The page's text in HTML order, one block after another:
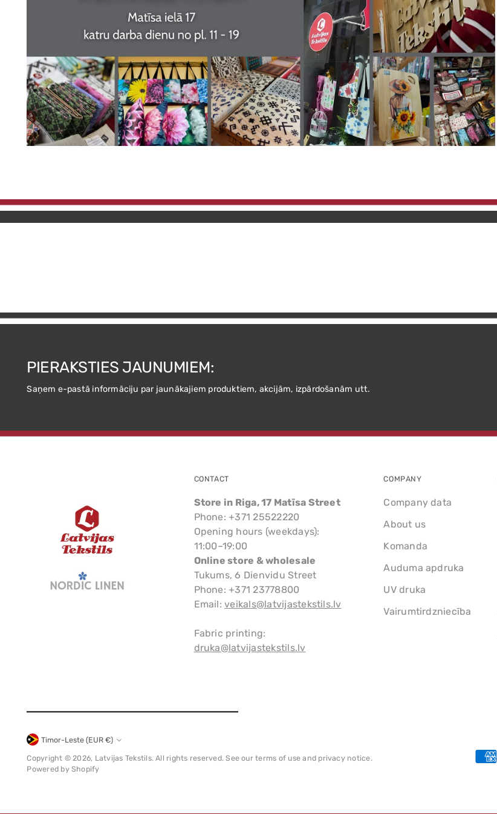
PIERAKSTIES JAUNUMIEM:
Saņem e-pastā informāciju par jaunākajiem produktiem, akcijām, izpārdošanām utt.
CONTACT
Store in Riga, 17 Matīsa Street
Phone: +371 25522220
Opening hours (weekdays):
11:00–19:00
Online store & wholesale
Tukums, 6 Dienvidu Street
Phone: +371 23778800
Email:veikals@latvijastekstils.lv
Fabric printing:
druka@latvijastekstils.lv
COMPANY
Company data
About us
Komanda
Auduma apdruka
UV druka
Vairumtirdzniecība
Currency Timor-Leste (EUR €)
Copyright © 2026, Latvijas Tekstils. All rights reserved. See our terms of use and privacy notice.
Powered by Shopify